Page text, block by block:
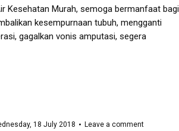
Kesehatan Murah, semoga bermanfaat bagi
kesempurnaan tubuh, mengganti
gagalkan vonis amputasi, segera
18 July 2018 Leave a comment